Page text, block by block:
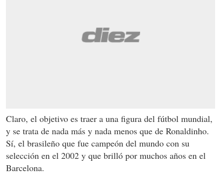
Claro, el objetivo es traer a una figura del fútbol mundial,
y se trata de nada más y nada menos que de Ronaldinho.
Sí, el brasileño que fue campeón del mundo con su
selección en el 2002 y que brilló por muchos años en el
Barcelona.